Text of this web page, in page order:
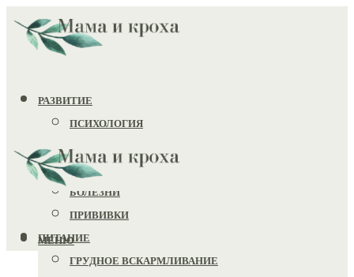
РАЗВИТИЕ
ПСИХОЛОГИЯ
ИГРУШКИ
ЗДОРОВЬЕ
БОЛЕЗНИ
ПРИВИВКИ
ПИТАНИЕ
ГРУДНОЕ ВСКАРМЛИВАНИЕ
МЕНЮ